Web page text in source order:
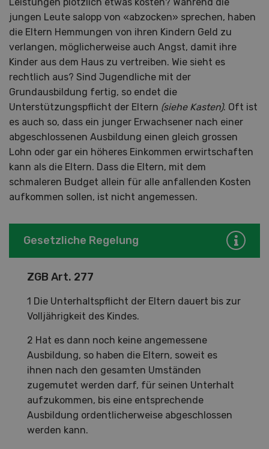
jungen Leute salopp von «abzocken» sprechen, haben
die Eltern Hemmungen von ihren Kindern Geld zu
verlangen, möglicherweise auch Angst, damit ihre
Kinder aus dem Haus zu vertreiben. Wie sieht es
rechtlich aus? Sind Jugendliche mit der
Grundausbildung fertig, so endet die
Unterstützungspflicht der Eltern (siehe Kasten). Oft ist
es auch so, dass ein junger Erwachsener nach einer
abgeschlossenen Ausbildung einen gleich grossen
Lohn oder gar ein höheres Einkommen erwirtschaften
kann als die Eltern. Dass die Eltern, mit dem
schmaleren Budget allein für alle anfallenden Kosten
aufkommen sollen, ist nicht angemessen.
Gesetzliche Regelung
ZGB Art. 277
1 Die Unterhaltspflicht der Eltern dauert bis zur
Volljährigkeit des Kindes.
2 Hat es dann noch keine angemessene
Ausbildung, so haben die Eltern, soweit es
ihnen nach den gesamten Umständen
zugemutet werden darf, für seinen Unterhalt
aufzukommen, bis eine entsprechende
Ausbildung ordentlicherweise abgeschlossen
werden kann.